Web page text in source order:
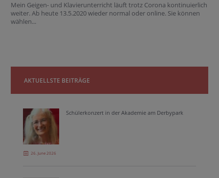
Mein Geigen- und Klavierunterricht läuft trotz Corona kontinuierlich
weiter. Ab heute 13.5.2020 wieder normal oder online. Sie können
wählen...
AKTUELLSTE BEITRÄGE
Schülerkonzert in der Akademie am Derbypark
26. June 2026